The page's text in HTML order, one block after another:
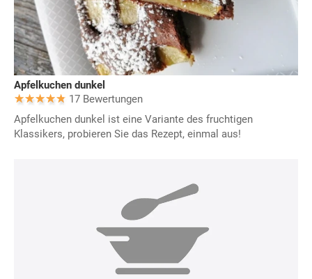
Apfelkuchen dunkel
17 Bewertungen
Apfelkuchen dunkel ist eine Variante des fruchtigen
Klassikers, probieren Sie das Rezept, einmal aus!